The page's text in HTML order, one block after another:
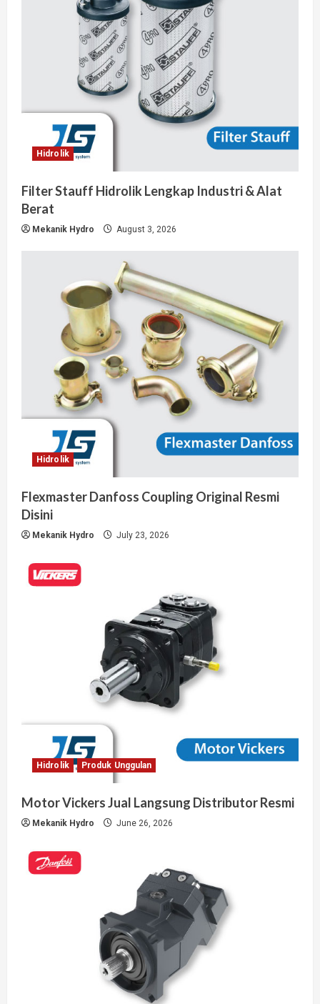
Hidrolik
Filter Stauff Hidrolik Lengkap Industri & Alat
Berat
Mekanik Hydro August 3, 2026
Hidrolik
Flexmaster Danfoss Coupling Original Resmi
Disini
Mekanik Hydro July 23, 2026
Hidrolik Produk Unggulan
Motor Vickers Jual Langsung Distributor Resmi
Mekanik Hydro June 26, 2026